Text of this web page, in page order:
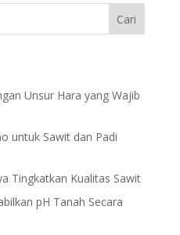
Cari
Unsur Hara yang Wajib
untuk Sawit dan Padi
Tingkatkan Kualitas Sawit
pH Tanah Secara